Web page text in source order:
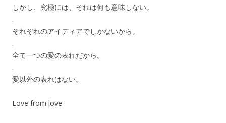
しかし、究極には、それは何も意味しない。
.
それぞれのアイディアでしかないから。
.
全て一つの愛の表れだから。
.
愛以外の表れはない。
Love from love